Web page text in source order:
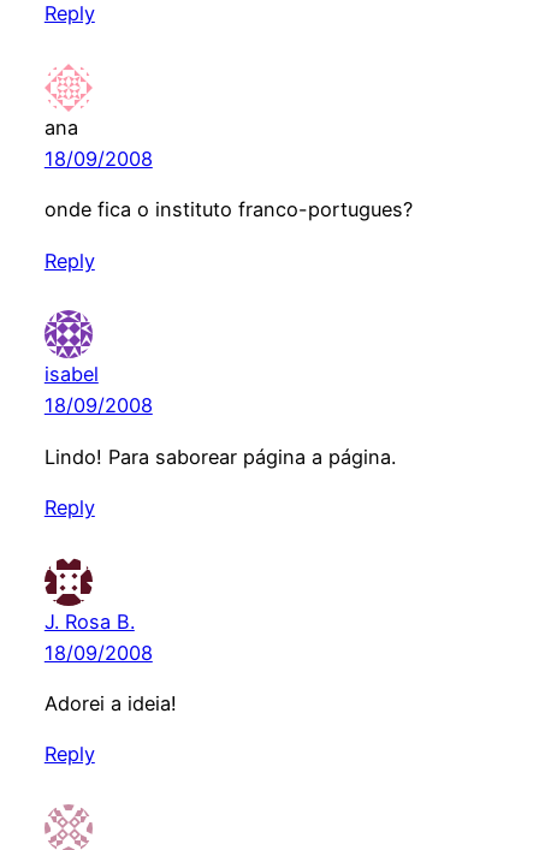
Reply
ana
18/09/2008
onde fica o instituto franco-portugues?
Reply
isabel
18/09/2008
Lindo! Para saborear página a página.
Reply
J. Rosa B.
18/09/2008
Adorei a ideia!
Reply